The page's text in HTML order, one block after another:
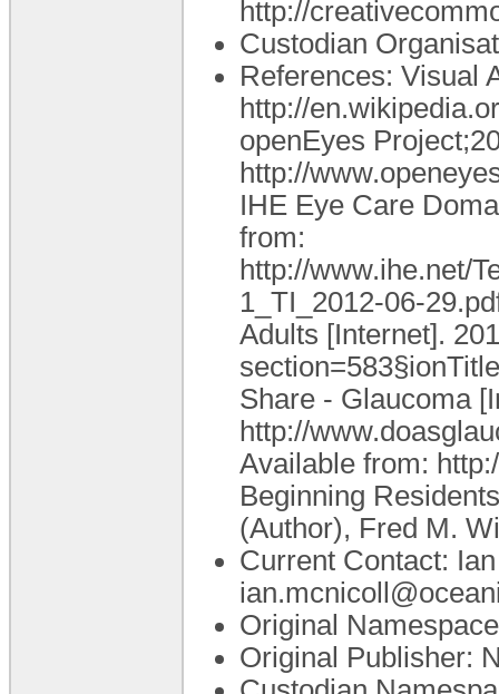
http://
Custodian
References: Visual
http://
openEyes
http://
IHE Eye Care
from:
http://www.ihe.net/
1_TI_2012-06-
Adults [Internet].
Share - Glaucoma
http://
Available from:
Beginning
(Author), Fred M.
Current Contact:
Original
Original Publisher: